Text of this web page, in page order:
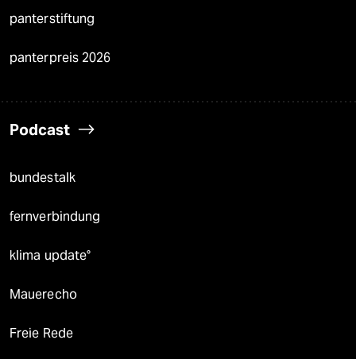
panterstiftung
panterpreis 2026
Podcast
bundestalk
fernverbindung
klima update°
Mauerecho
Freie Rede